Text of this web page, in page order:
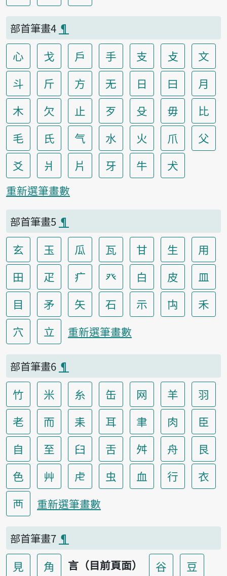
部首筆畫4 ¶
心 戈 戶 手 支 攴
文
斗
斤 方 无 日 曰
月
木
欠 止 歹 殳 毋
比
毛
氏 气 水 火 爪
父
爻
爿 片 牙 牛 犬
重新選筆畫數
部首筆畫5 ¶
玄 玉 瓜 瓦 甘 生
用
田
疋 疒 癶 白 皮
皿
目
矛 矢 石 示 禸
禾
穴
立 重新選筆畫數
部首筆畫6 ¶
竹 米 糸 缶 网 羊
羽
老
而 耒 耳 聿 肉
臣
自
至 臼 舌 舛 舟
艮
色
艸 虍 虫 血 行
衣
襾
重新選筆畫數
部首筆畫7 ¶
見 角 言（目前頁面） 谷
豆